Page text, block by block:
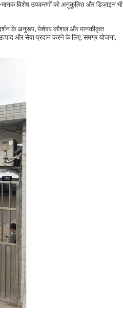
मानक विशेष उपकरणों को अनुकूलित और डिज़ाइन भी
दर्शन के अनुरूप, पेशेवर कौशल और मानकीकृत
और सेवा प्रदान करने के लिए, समग्र योजना,